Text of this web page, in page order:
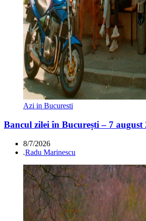
Azi in Bucuresti
Bancul zilei în București – 7 august
8/7/2026
.Radu Marinescu